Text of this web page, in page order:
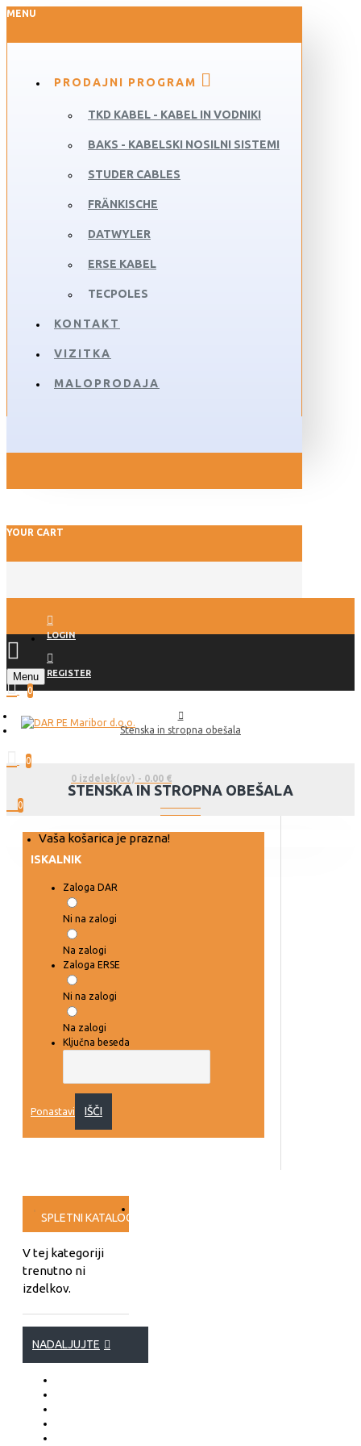
MENU
PRODAJNI PROGRAM
TKD KABEL - KABEL IN VODNIKI
BAKS - KABELSKI NOSILNI SISTEMI
STUDER CABLES
FRÄNKISCHE
DATWYLER
ERSE KABEL
TECPOLES
KONTAKT
VIZITKA
MALOPRODAJA
YOUR CART
LOGIN
REGISTER
Menu
0
0
0 izdelek(ov) - 0.00 €
0
Vaša košarica je prazna!
Stenska in stropna obešala
STENSKA IN STROPNA OBEŠALA
ISKALNIK
Zaloga DAR
Ni na zalogi
Na zalogi
Zaloga ERSE
Ni na zalogi
Na zalogi
Ključna beseda
Ponastavi IŠČI
SPLETNI KATALOG
V tej kategoriji
trenutno ni
izdelkov.
NADALJUJTE